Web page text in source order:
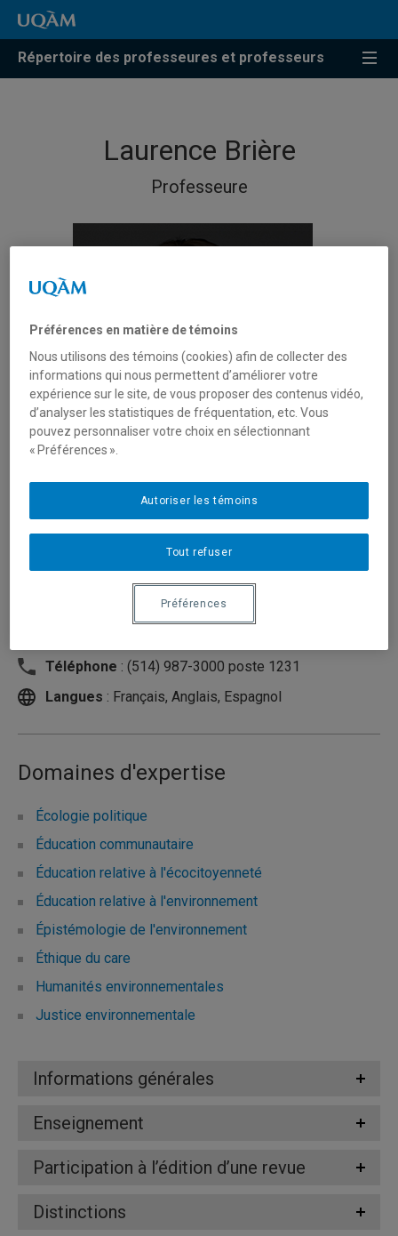
Répertoire des professeures et professeurs
Laurence Brière
Professeure
Département de didactique
Téléphone : (514) 987-3000 poste 1231
Langues : Français, Anglais, Espagnol
Domaines d'expertise
Écologie politique
Éducation communautaire
Éducation relative à l'écocitoyenneté
Éducation relative à l'environnement
Épistémologie de l'environnement
Éthique du care
Humanités environnementales
Justice environnementale
Informations générales
Enseignement
Participation à l’édition d’une revue
Distinctions
Préférences en matière de témoins
Nous utilisons des témoins (cookies) afin de collecter des
informations qui nous permettent d’améliorer votre
expérience sur le site, de vous proposer des contenus vidéo,
d’analyser les statistiques de fréquentation, etc. Vous
pouvez personnaliser votre choix en sélectionnant
« Préférences ».
Tout refuser
Autoriser les témoins
Préférences